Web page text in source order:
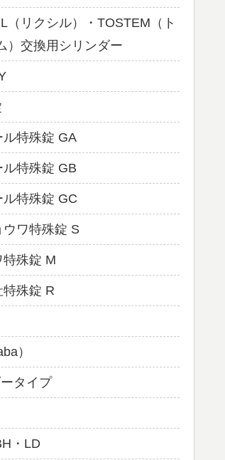
（リクシル）・TOSTEM（ト
）交換用シリンダー
ル特殊錠 GA
ル特殊錠 GB
ル特殊錠 GC
ウワ特殊錠 S
特殊錠 M
特殊錠 R
）
タイプ
・LD